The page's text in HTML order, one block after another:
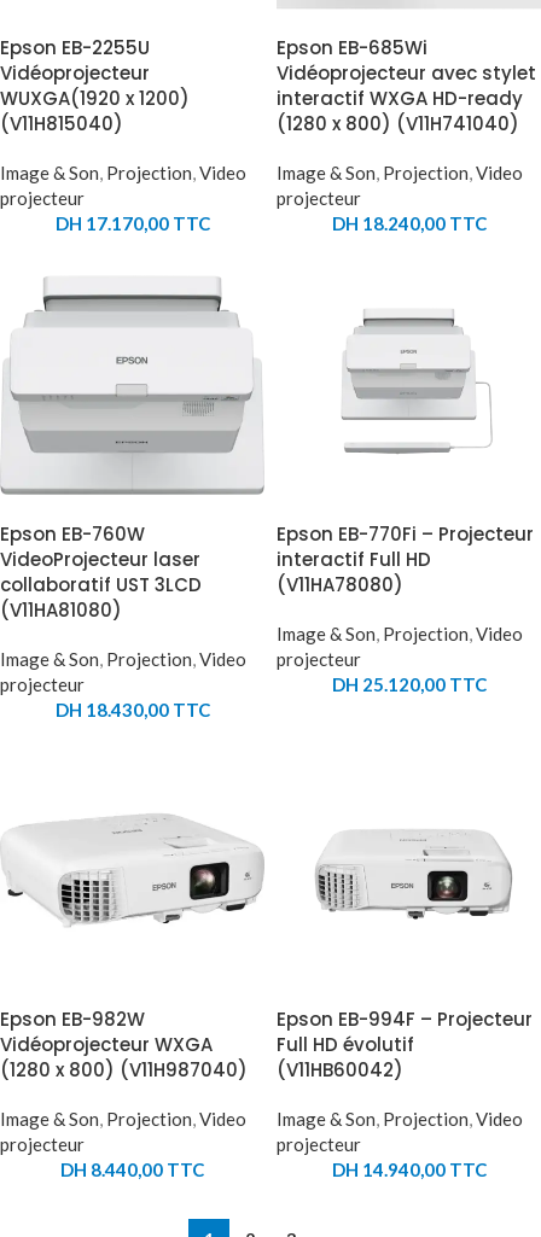
Epson EB-2255U
Vidéoprojecteur
WUXGA(1920 x 1200)
(V11H815040)
Image & Son, Projection,Video
projecteur
DH 17.170,00TTC
Epson EB-685Wi
Vidéoprojecteur avec stylet
interactif WXGA HD-ready
(1280 x 800) (V11H741040)
Image & Son, Projection,Video
projecteur
DH 18.240,00TTC
Epson EB-760W
VideoProjecteur laser
collaboratif UST 3LCD
(V11HA81080)
Image & Son Projection Video
projecteur
DH 18.430,00TTC
Epson EB-770Fi – Projecteur
interactif Full HD
(V11HA78080)
Image & Son Projection Video
projecteur
DH 25.120,00TTC
Epson EB-982W
Vidéoprojecteur WXGA
(1280 x 800) (V11H987040)
Image & Son, Projection,Video
projecteur
DH 8.440,00 TTC
Epson EB-994F – Projecteur
Full HD évolutif
(V11HB60042)
Image & Son, Projection,Video
projecteur
DH 14.940,00TTC